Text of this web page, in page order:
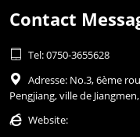
Contact
 Tel: 0750-3655628

Adresse: No.3, 6ème
Pengjiang, ville de
 Website: